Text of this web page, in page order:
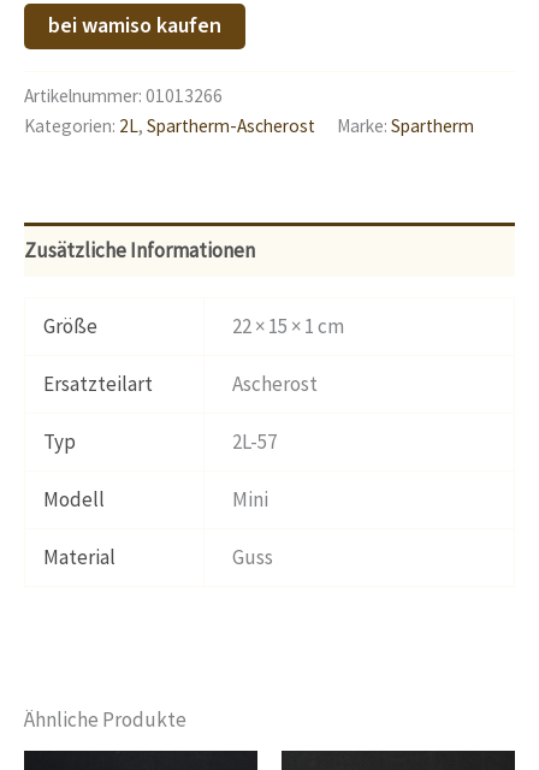
bei wamiso kaufen
Artikelnummer: 01013266
Kategorien: 2L, Spartherm-Ascherost Marke: Spartherm
Zusätzliche Informationen
Größe 22 × 15 × 1 cm
Ersatzteilart Ascherost
Typ 2L-57
Modell Mini
Material Guss
Ähnliche Produkte